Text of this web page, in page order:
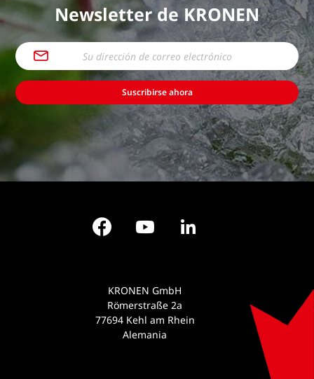
Newsletter de KRONEN
Suscribirse ahora
FacebookYouTube
KRONEN GmbH
Römerstraße 2a
77694 Kehl am Rhein
Alemania